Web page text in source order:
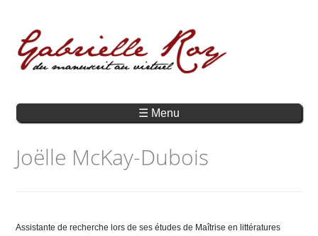
☰ Menu
Joëlle McKay-Dubois
Assistante de recherche lors de ses études de Maîtrise en littératures